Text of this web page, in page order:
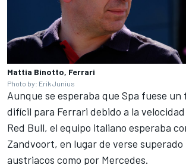
Mattia Binotto, Ferrari
Photo by: Erik Junius
Aunque se esperaba que Spa fuese un
difícil para Ferrari debido a la
Red Bull, el equipo italiano esperaba
Zandvoort, en lugar de verse
austriacos como por Mercedes.